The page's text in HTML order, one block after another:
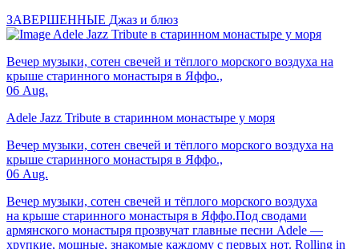
ЗАВЕРШЕННЫЕ Джаз и блюз
Adele Jazz Tribute в старинном монастыре у моря
Вечер музыки, сотен свечей и тёплого морского воздуха на
крыше старинного монастыря в Яффо.,
06 Aug.
Adele Jazz Tribute в старинном монастыре у моря
Вечер музыки, сотен свечей и тёплого морского воздуха на
крыше старинного монастыря в Яффо.,
06 Aug.
Вечер музыки, сотен свечей и тёплого морского воздуха
на крыше старинного монастыря в Яффо.Под сводами
армянского монастыря прозвучат главные песни Adele —
хрупкие, мощные, знакомые каждому с первых нот. Rolling in